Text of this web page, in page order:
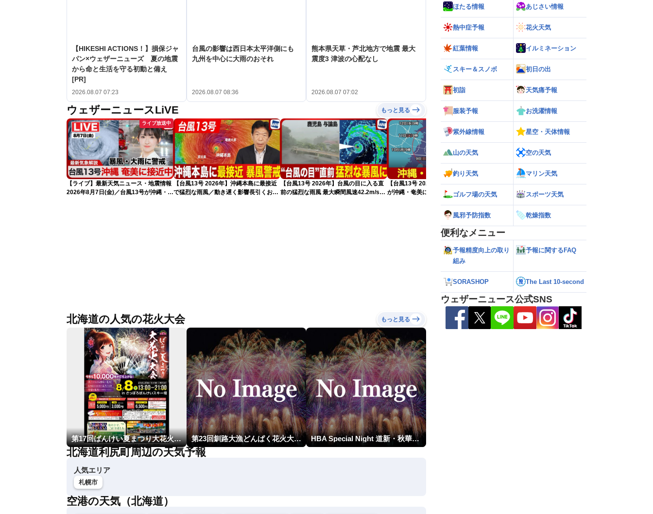
【HIKESHI ACTIONS！】損保ジャ
パン×ウェザーニューズ 夏の地震
から命と生活を守る初動と備え
[PR]
2026.08.07 07:23
台風の影響は西日本太平洋側にも
九州を中心に大雨のおそれ
2026.08.07 08:36
熊本県天草・芦北地方で地震 最大
震度3 津波の心配なし
2026.08.07 07:02
ウェザーニュースLiVE もっと見る
ライブ放送中
【ライブ】最新天気ニュース・地震情報
2026年8月7日(金)／台風13号が沖縄・奄
【台風13号 2026年】沖縄本島に最接近
で猛烈な雨風／動き遅く影響長引くおそ
【台風13号 2026年】台風の目に入る直
前の猛烈な雨風 最大瞬間風速42.2m/s観
【台風13号 2026】大型で強い台風13号
が沖縄・奄美に最接近 暴風や大雨警戒
【台風13号 2026】台風13号による熊本
県への影響は？（7日9時更新）
北海道の人気の花火大会 もっと見る
第17回ばんけい夏まつり大花火大会 第23回釧路大漁どんぱく花火大会 ～道新・光と音のファンタジー～ HBA Special Night 道新・秋華火（はなび）
北海道利尻町周辺の天気予報
人気エリア
札幌市
空港の天気（北海道）
ほたる情報 あじさい情報
熱中症予報 花火天気
紅葉情報 イルミネーション
スキー＆スノボ 初日の出
初詣 天気痛予報
服装予報 お洗濯情報
紫外線情報 星空・天体情報
山の天気 空の天気
釣り天気 マリン天気
ゴルフ場の天気 スポーツ天気
風邪予防指数 乾燥指数
便利なメニュー
予報精度向上の取り
組み
予報に関するFAQ
SORASHOP The Last 10-second
ウェザーニュース公式SNS